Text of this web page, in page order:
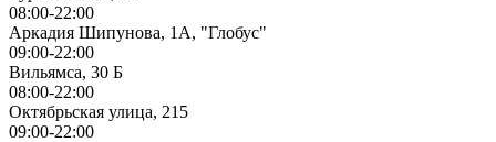
08:00-22:00
Аркадия Шипунова, 1А, "Глобус"
09:00-22:00
Вильямса, 30 Б
08:00-22:00
Октябрьская улица, 215
09:00-22:00